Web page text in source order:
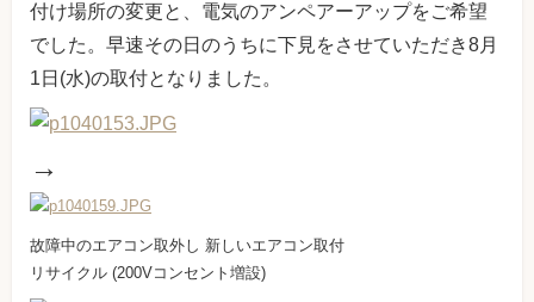
付け場所の変更と、電気のアンペアーアップをご希望
でした。早速その日のうちに下見をさせていただき8月
1日(水)の取付となりました。
→
故障中のエアコン取外し 新しいエアコン取付
リサイクル (200Vコンセント増設)